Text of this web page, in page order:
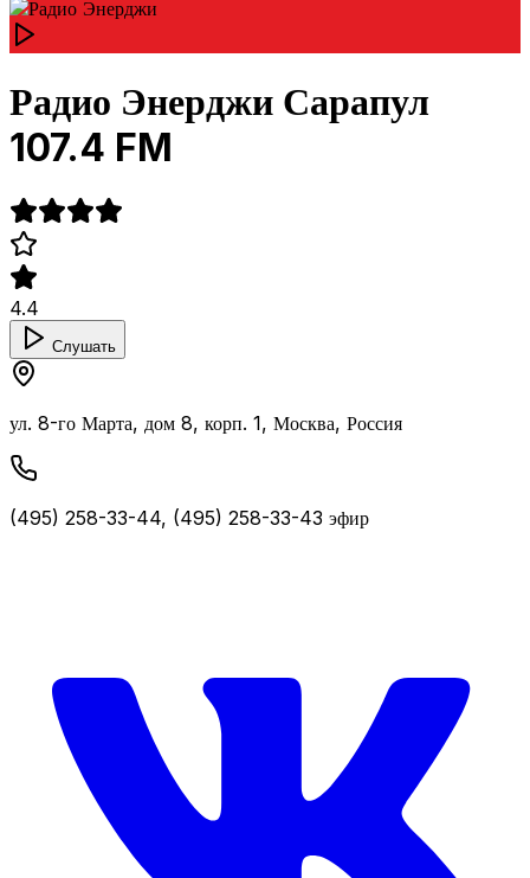
Радио Энерджи Сарапул
107.4 FM
4.4
Слушать
ул. 8-го Марта, дом 8, корп. 1, Москва, Россия
(495) 258-33-44, (495) 258-33-43 эфир